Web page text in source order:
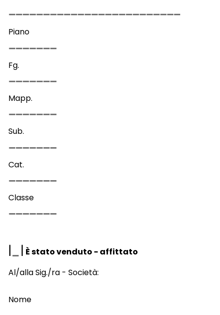
Piano
Fg.
Mapp.
Sub.
Cat.
Classe
| | È stato venduto - affittato
Al/alla Sig./ra - Società:
Nome